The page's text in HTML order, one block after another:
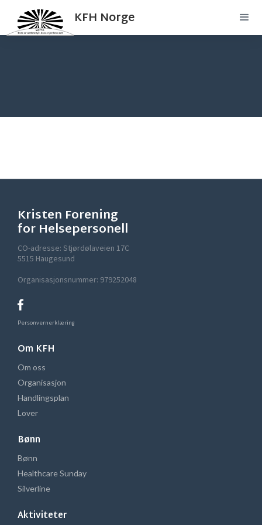
KFH Norge
Kristen Forening
for Helsepersonell
CO-adresse: Stjørdølaveien 17C
5515 Haugesund
Organisasjonsnummer: 979252048
Personvernerklæring
Om KFH
Om oss
Organisasjon
Handlingsplan
Lover
Bønn
Bønn
Healthcare Sunday
Silverline
Aktiviteter